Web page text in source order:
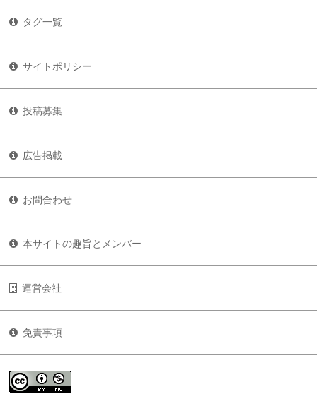
タグ一覧
サイトポリシー
投稿募集
広告掲載
お問合わせ
本サイトの趣旨とメンバー
運営会社
免責事項